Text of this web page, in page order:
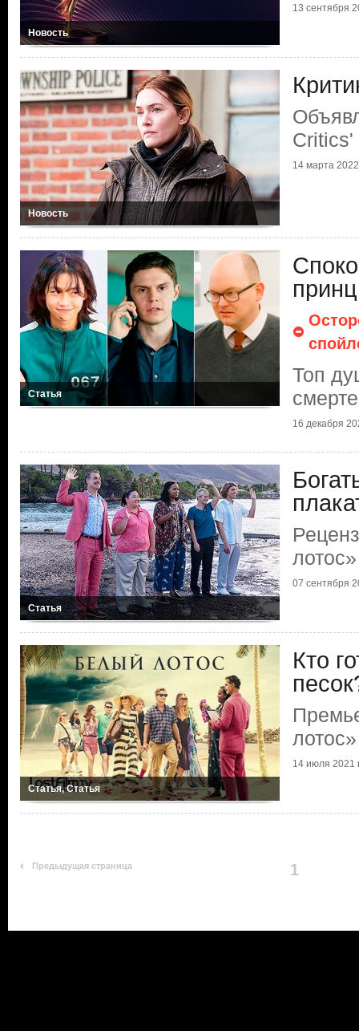
Новость
13 сентября
Новость
Critics'
14 марта 2022
Статья
принц
Топ
16 декабря
Статья
лотос»
07 сентября
Статья, Статья
Кто
лотос»
14 июля 2021
Предыдущая страница 1